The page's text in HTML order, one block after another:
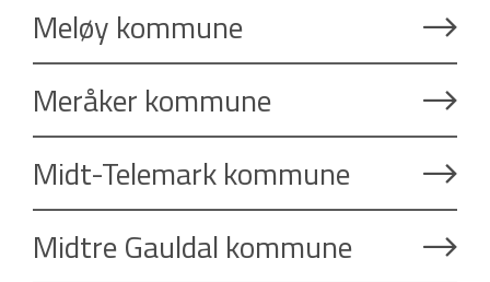
Meløy kommune
Meråker kommune
Midt-Telemark kommune
Midtre Gauldal kommune